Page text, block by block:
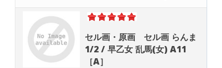
セル画・原画 セル画 らんま
1/2 / 早乙女 乱馬(女) A11
［A］